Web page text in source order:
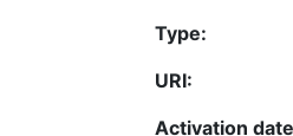
Type:
URI:
Activation